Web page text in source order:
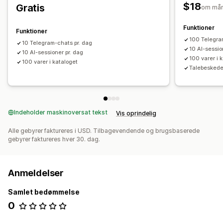
Tilpasning
Gratis
Funktioner
10 Telegram-chats pr. dag
10 AI-sessioner pr. dag
100 varer i kataloget
$18om
Funktioner
100
10 AI-
100 varer i
Indeholder maskinoversat tekst Vis oprindelig
Alle gebyrer faktureres i USD. Tilbagevendende og brugsbaserede
gebyrer faktureres hver 30. dag.
Anmeldelser
Samlet bedømmelse
0